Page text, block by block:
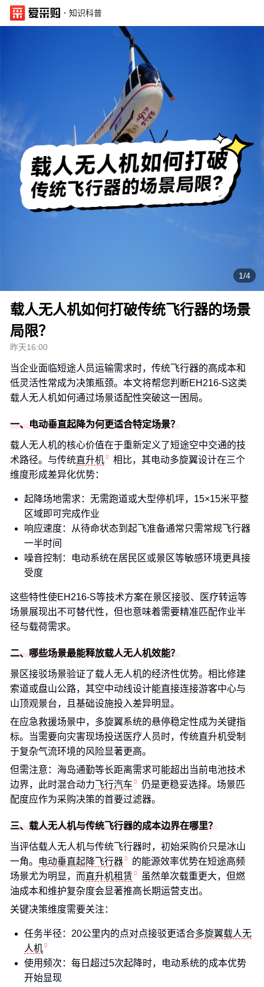
· 知识科普
1/4
载人无人机如何打破传统飞行器的场景
局限？
昨天16:00
当企业面临短途人员运输需求时，传统飞行器的高成本和
低灵活性常成为决策瓶颈。本文将帮您判断EH216-S这类
载人无人机如何通过场景适配性突破这一困局。
一、电动垂直起降为何更适合特定场景？
载人无人机的核心价值在于重新定义了短途空中交通的技
术路径。与传统直升机
相比，其电动多旋翼设计在三个
维度形成差异化优势：
起降场地需求：无需跑道或大型停机坪，15×15米平整
区域即可完成作业
响应速度：从待命状态到起飞准备通常只需常规飞行器
一半时间
噪音控制：电动系统在居民区或景区等敏感环境更具接
受度
这些特性使EH216-S等技术方案在景区接驳、医疗转运等
场景展现出不可替代性，但也意味着需要精准匹配作业半
径与载荷需求。
二、哪些场景最能释放载人无人机效能？
景区接驳场景验证了载人无人机的经济性优势。相比修建
索道或盘山公路，其空中动线设计能直接连接游客中心与
山顶观景台，且基础设施投入差异明显。
在应急救援场景中，多旋翼系统的悬停稳定性成为关键指
标。当需要向灾害现场投送医疗人员时，传统直升机受制
于复杂气流环境的风险显著更高。
但需注意：海岛通勤等长距离需求可能超出当前电池技术
边界，此时混合动力飞行汽车
仍是更稳妥选择。场景匹
配度应作为采购决策的首要过滤器。
三、载人无人机与传统飞行器的成本边界在哪里？
当评估载人无人机与传统飞行器时，初始采购价只是冰山
一角。
电动垂直起降飞行器
的能源效率优势在短途高频
场景尤为明显，而直升机租赁
虽然单次载重更大，但燃
油成本和维护复杂度会显著推高长期运营支出。
关键决策维度需要关注：
任务半径：20公里内的点对点接驳更适合多旋翼载人无
人机
使用频次：每日超过5次起降时，电动系统的成本优势
开始显现